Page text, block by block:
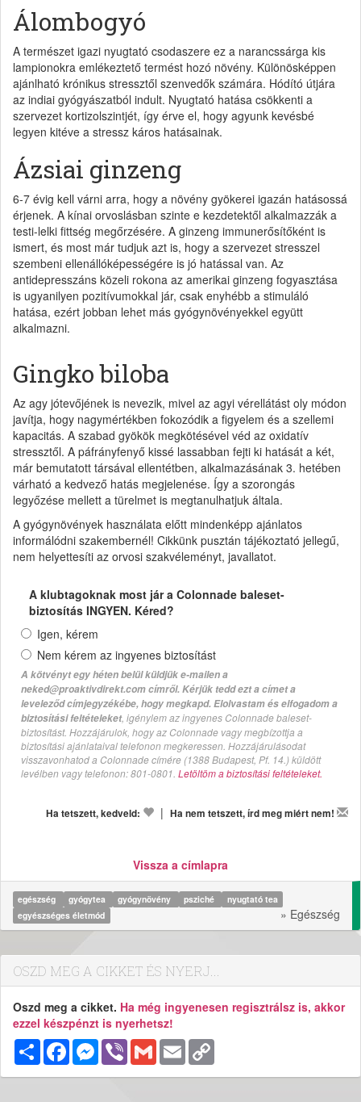
Álombogyó
A természet igazi nyugtató csodaszere ez a narancssárga kis
lampionokra emlékeztető termést hozó növény. Különösképpen
ajánlható krónikus stressztől szenvedők számára. Hódító útjára
az indiai gyógyászatból indult. Nyugtató hatása csökkenti a
szervezet kortizolszintjét, így érve el, hogy agyunk kevésbé
legyen kitéve a stressz káros hatásainak.
Ázsiai ginzeng
6-7 évig kell várni arra, hogy a növény gyökerei igazán hatásossá
érjenek. A kínai orvoslásban szinte e kezdetektől alkalmazzák a
testi-lelki fittség megőrzésére. A ginzeng immunerősítőként is
ismert, és most már tudjuk azt is, hogy a szervezet stresszel
szembeni ellenállóképességére is jó hatással van. Az
antidepresszáns közeli rokona az amerikai ginzeng fogyasztása
is ugyanilyen pozitívumokkal jár, csak enyhébb a stimuláló
hatása, ezért jobban lehet más gyógynövényekkel együtt
alkalmazni.
Gingko biloba
Az agy jótevőjének is nevezik, mivel az agyi vérellátást oly módon
javítja, hogy nagymértékben fokozódik a figyelem és a szellemi
kapacitás. A szabad gyökök megkötésével véd az oxidatív
stressztől. A páfrányfenyő kissé lassabban fejti ki hatását a két,
már bemutatott társával ellentétben, alkalmazásának 3. hetében
várható a kedvező hatás megjelenése. Így a szorongás
legyőzése mellett a türelmet is megtanulhatjuk általa.
A gyógynövények használata előtt mindenképp ajánlatos
informálódni szakembernél! Cikkünk pusztán tájékoztató jellegű,
nem helyettesíti az orvosi szakvéleményt, javallatot.
A klubtagoknak most jár a Colonnade baleset-
biztosítás INGYEN. Kéred?
Igen, kérem
Nem kérem az ingyenes biztosítást
A kötvényt egy héten belül küldjük e-mailen a
neked@proaktivdirekt.com címről. Kérjük tedd ezt a címet a
leveleződ címjegyzékébe, hogy megkapd. Elolvastam és elfogadom a
biztosítási feltételeket, igénylem az ingyenes Colonnade baleset-
biztosítást. Hozzájárulok, hogy az Colonnade vagy megbízottja a
biztosítási ajánlataival telefonon megkeressen. Hozzájárulásodat
visszavonhatod a Colonnade címére (1388 Budapest, Pf. 14.) küldött
levélben vagy telefonon: 801-0801. Letöltöm a biztosítási feltételeket.
Ha tetszett, kedveld: | Ha nem tetszett, írd meg miért nem!
Vissza a címlapra
egészség gyógytea gyógynövény psziché
nyugtató tea
egyészséges életmód
» Egészség
OSZD MEG A CIKKET ÉS NYERJ...
Oszd meg a cikket. Ha még ingyenesen regisztrálsz is, akkor
ezzel készpénzt is nyerhetsz!
MegosztásFacebookMessenger
Viber Gmail Email